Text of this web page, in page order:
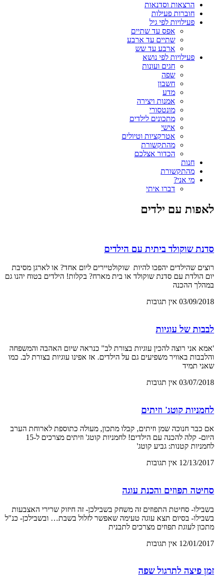
הרצאות וסדנאות
חוברות פעילות
פעילויות לפי גיל
אפס עד שתיים
שתיים עד ארבע
ארבע עד שש
פעילויות לפי נושא
חגים ועונות
שפה
חשבון
מדע
אמנות ויצירה
מונטסורי
מתכונים לילדים
אישי
אטרקציות וטיולים
מהתקשורת
הכדור אצלכם
חנות
מהתקשורת
מי אני?
דברו איתי
לאפות עם ילדים
סדנת שוקולד ביתית עם הילדים
רוצים שהילדים יהפכו להיות שוקולטיירים ליום אחד? או לארגן מסיבת
יום הולדת עם סדנת שוקולד או בית מארח? בקלות! הילדים בטוח יהנו גם
במהלך ההכנה
03/09/2018 אין תגובות
לבבות של עוגיות
'אמא אני רוצה להכין עוגיות בצורת לב" כנראה שיום האהבה והמשפחה
והלבבות באוויר משפיעים גם על הילדים. אז אפינו עוגיות בצורת לב. כמו
שאני תמיד
03/07/2018 אין תגובות
לחמניות קוטג' וזיתים
אם כבר חנוכה שמן וזיתים, קבלו מתכון, מעולה כתוספת לארוחת הערב
היום- קלה להכנה עם הילדים! לחמניות קוטג' וזיתים מצרכים ל-15
לחמניות קטנות: גביע קוטג'
12/13/2017 אין תגובות
סחיטה תפוזים והכנת עוגה
בשבילו- סחיטת התפוזים זה משחק בשבילכן- זה חיזוק שרירי האצבעות
בשבילו- בסיום תצא עוגה טעימה שאפשר לזלול בשבת… ובשבילכן- כנ"ל
מתכון לעוגת תפוזים מצרכים לתבנית
12/01/2017 אין תגובות
זמן פיצה לתרגול שפה